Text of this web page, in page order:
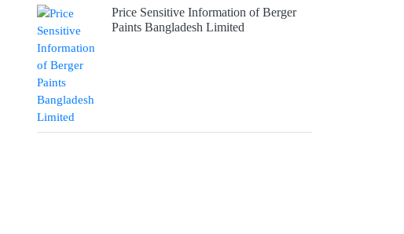
Price Sensitive Information of Berger
Paints Bangladesh Limited